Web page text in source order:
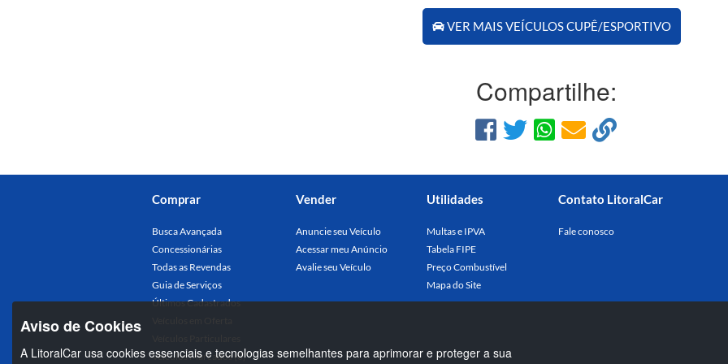
VER MAIS VEÍCULOS CUPÊ/ESPORTIVO
Compartilhe:
Comprar
Busca Avançada
Concessionárias
Todas as Revendas
Guia de Serviços
Últimos Cadastrados
Veículos Marcados (0)
Vender
Anuncie seu Veículo
Acessar meu Anúncio
Avalie seu Veículo
Utilidades
Multas e IPVA
Tabela FIPE
Preço Combustível
Mapa do Site
Contato LitoralCar
Fale conosco
Aviso de Cookies
A LitoralCar usa cookies essenciais e tecnologias semelhantes para aprimorar e proteger a sua